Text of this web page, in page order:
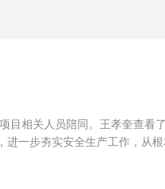
目相关人员陪同。王孝奎查看
一步夯实安全生产工作，从根